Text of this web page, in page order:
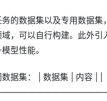
的数据集以及专用数据
，可以自行构建。此外
型性能。
据集： | 数据集 | 内容 | |